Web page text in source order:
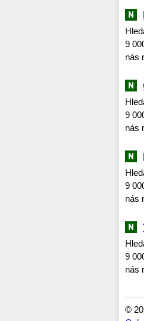
9
nás
9
nás
9
nás
9
nás
©